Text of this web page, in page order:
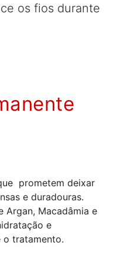
os fios durante
prometem deixar
e duradouras.
Argan, Macadâmia e
e
tratamento.